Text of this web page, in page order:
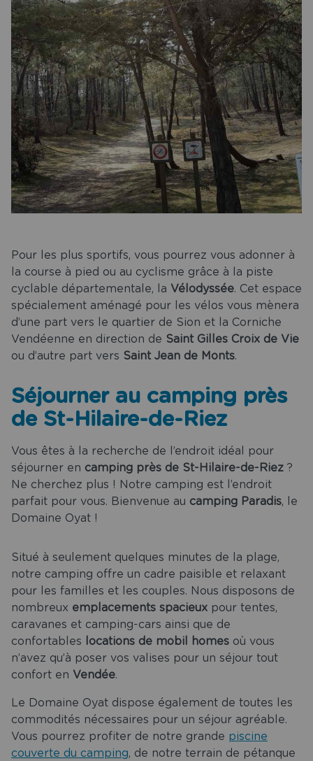
Pour les plus sportifs, vous pourrez vous adonner à
la course à pied ou au cyclisme grâce à la piste
cyclable départementale, la Vélodyssée. Cet espace
spécialement aménagé pour les vélos vous mènera
d’une part vers le quartier de Sion et la Corniche
Vendéenne en direction de Saint Gilles Croix de Vie
ou d’autre part vers Saint Jean de Monts.
Séjourner au camping près
de St-Hilaire-de-Riez
Vous êtes à la recherche de l’endroit idéal pour
séjourner en camping près de St-Hilaire-de-Riez ?
Ne cherchez plus ! Notre camping est l’endroit
parfait pour vous. Bienvenue au camping Paradis, le
Domaine Oyat !
Situé à seulement quelques minutes de la plage,
notre camping offre un cadre paisible et relaxant
pour les familles et les couples. Nous disposons de
nombreux emplacements spacieux pour tentes,
caravanes et camping-cars ainsi que de
confortables
locations de mobil homes où vous
n’avez qu’à poser vos valises pour un séjour tout
confort en Vendée.
Le Domaine Oyat dispose également de toutes les
commodités nécessaires pour un séjour agréable.
Vous pourrez profiter de notre grande piscine
couverte du camping, de notre terrain de pétanque